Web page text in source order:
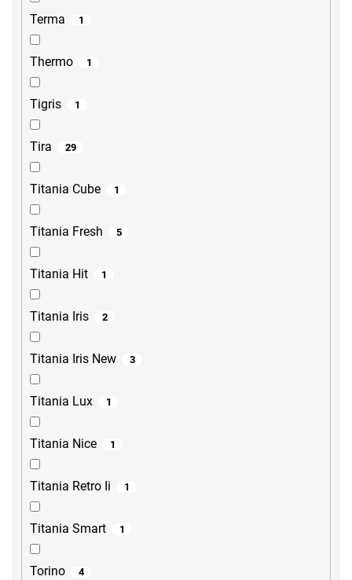
Terma 1
Thermo 1
Tigris 1
Tira 29
Titania Cube 1
Titania Fresh 5
Titania Hit 1
Titania Iris 2
Titania Iris New 3
Titania Lux 1
Titania Nice 1
Titania Retro Ii 1
Titania Smart 1
Torino 4